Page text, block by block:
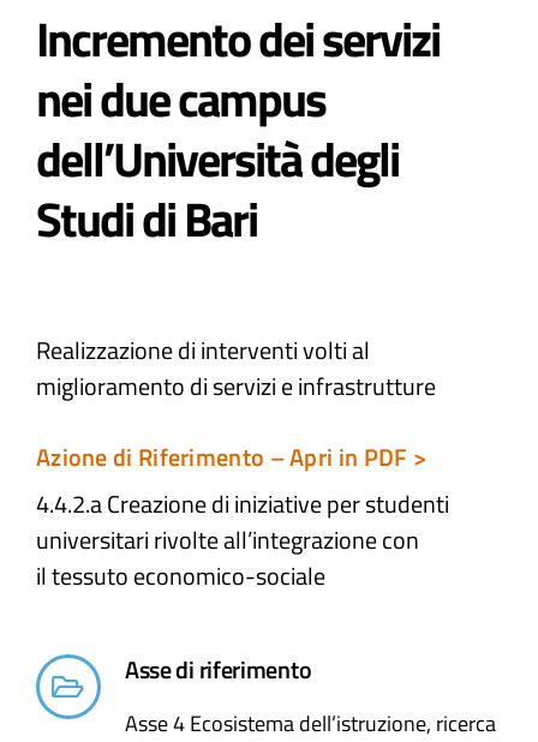
Partecipa
Comuni
Atti e Docunenti
Progetti
Incremento dei servizi
nei due campus
dell’Università degli
Studi di Bari
Realizzazione di interventi volti al
miglioramento di servizi e infrastrutture
Azione di Riferimento – Apri in PDF >
4.4.2.a Creazione di iniziative per studenti
universitari rivolte all’integrazione con
il tessuto economico-sociale
Asse di riferimento
Asse 4 Ecosistema dell’istruzione, ricerca